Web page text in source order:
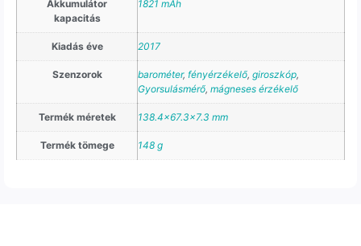
Akkumulátor
kapacitás
1821 mAh
Kiadás éve 2017
Szenzorok barométer, fényérzékelő, giroszkóp,
Gyorsulásmérő, mágneses érzékelő
Termék méretek 138.4×67.3×7.3 mm
Termék tömege 148 g